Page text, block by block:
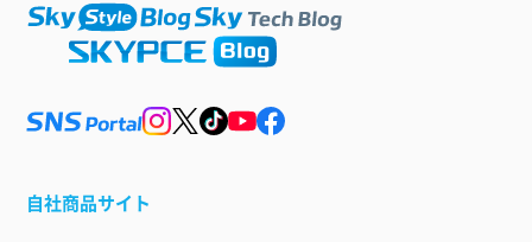
自社商品サイト